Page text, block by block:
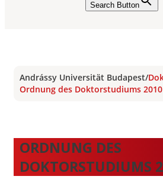
Search Button
Andrássy Universität Budapest/
Ordnung des Doktorstudiums 2010
ORDNUNG DES
DOKTORSTUDIUMS